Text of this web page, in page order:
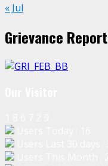
« Jul
Grievance Report